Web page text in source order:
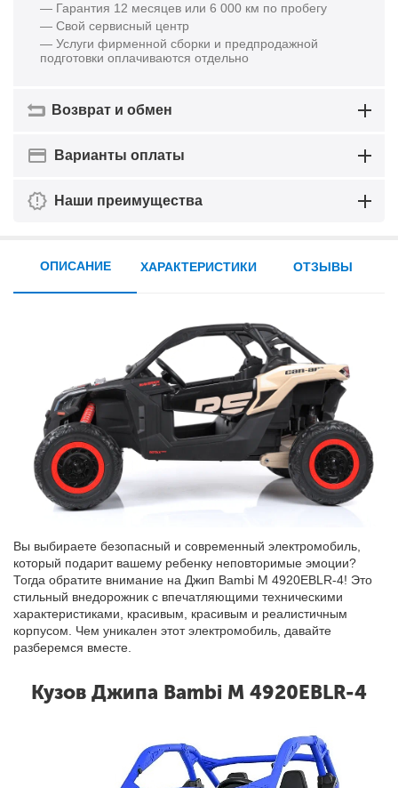
— Гарантия 12 месяцев или 6 000 км по пробегу
— Свой сервисный центр
— Услуги фирменной сборки и предпродажной
подготовки оплачиваются отдельно
Возврат и обмен
Варианты оплаты
Наши преимущества
ОПИСАНИЕ
Вы выбираете безопасный и современный электромобиль,
который подарит вашему ребенку неповторимые эмоции?
Тогда обратите внимание на Джип Bambi M 4920EBLR-4! Это
стильный внедорожник с впечатляющими техническими
характеристиками, красивым, красивым и реалистичным
корпусом. Чем уникален этот электромобиль, давайте
разберемся вместе.
Кузов Джипа Bambi M 4920EBLR-4
ХАРАКТЕРИСТИКИ ОТЗЫВЫ